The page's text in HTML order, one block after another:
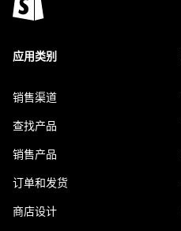
应用类别
销售渠道
查找产品
销售产品
订单和发货
商店设计